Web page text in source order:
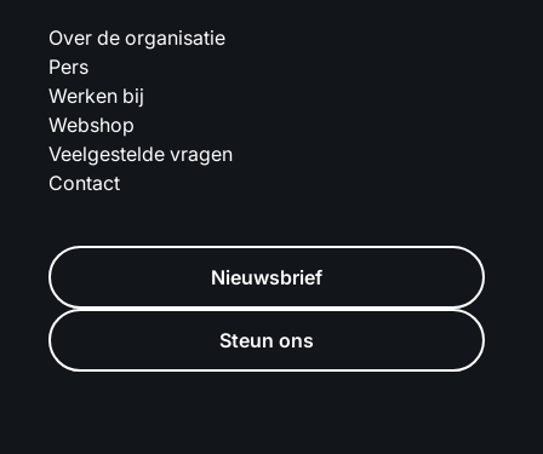
Over de organisatie
Pers
Werken bij
Webshop
Veelgestelde vragen
Contact
Nieuwsbrief
Steun ons